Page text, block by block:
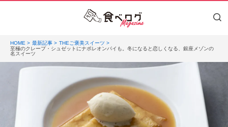
HOME 最新記事
THEご褒美スイーツ
至極のクレープ・シュゼットにナポレオンパイも。冬になると恋しくなる、銀座メゾンの
名スイーツ